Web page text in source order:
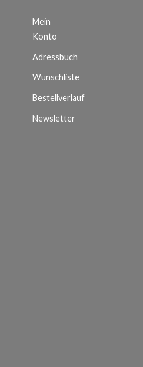
Mein
Konto
Adressbuch
Wunschliste
Bestellverlauf
Newsletter